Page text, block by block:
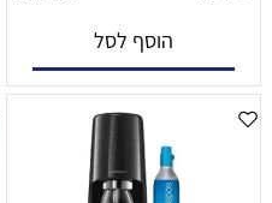
הוסף לסל